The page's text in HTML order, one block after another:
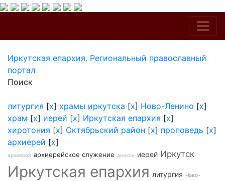
Иркутская епархия. Региональный православный
портал
Поиск
литургия [x] храмы иркутска [x] Ново-Ленино [x]
храм [x] иерей [x] Иркутская епархия [x]
хиротония [x] Октябрьский район [x] проповедь [x]
архиерей [x]
архиерей архиерейское служение диакон иерей Иркутск
Иркутская епархия литургия Ново-